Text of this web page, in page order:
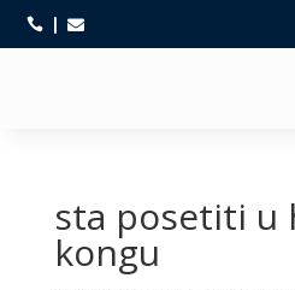
 
sta posetiti u
kongu